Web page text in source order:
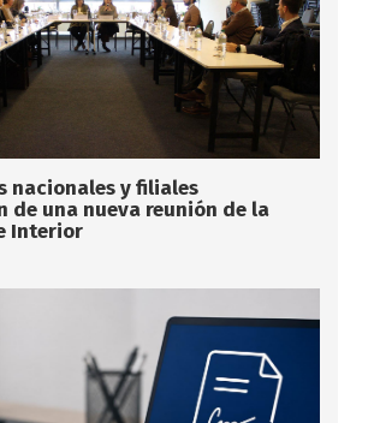
nacionales y filiales
de una nueva reunión de la
Interior